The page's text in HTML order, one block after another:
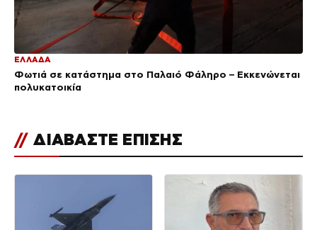
ΕΛΛΑΔΑ
Φωτιά σε κατάστημα στο Παλαιό Φάληρο – Εκκενώνεται
πολυκατοικία
// ΔΙΑΒΑΣΤΕ ΕΠΙΣΗΣ